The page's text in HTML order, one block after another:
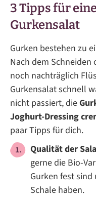
3 Tipps für
Gurkensalat
Gurken bestehen zu
Nach dem
noch nachträglich
Gurkensalat schnell
nicht passiert, die
Joghurt-Dressing
paar Tipps für dich.
Qualität der
gerne die Bio-
Gurken fest
Schale haben.